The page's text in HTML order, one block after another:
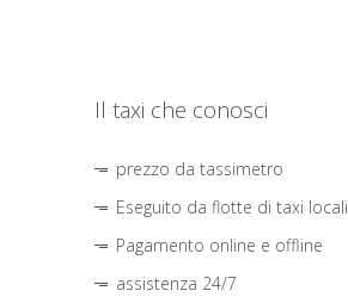
Il taxi che conosci
prezzo da tassimetro
Eseguito da flotte di taxi locali
Pagamento online e offline
assistenza 24/7